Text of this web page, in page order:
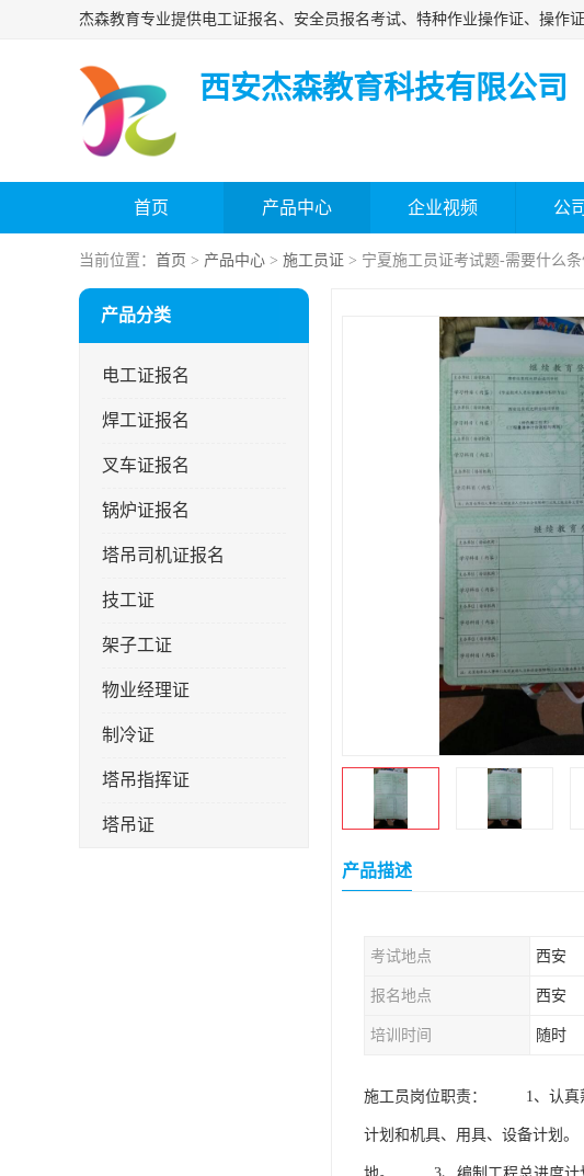
西安杰森教育科技有限公司
首页 产品中心 企业视频 公
当前位置： 首页 > 产品中心 > 施工员证 > 宁夏施工员证考试题-需要什么
产品分类
电工证报名
焊工证报名
叉车证报名
锅炉证报名
塔吊司机证报名
技工证
架子工证
物业经理证
制冷证
塔吊指挥证
塔吊证
产品描述
考试地点 西安
报名地点 西安
培训时间 随时
施工员岗位职责： 1、认真熟
计划和机具、用具、设备计划